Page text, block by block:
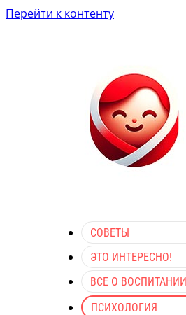
Перейти к контенту
СОВЕТЫ
ЭТО ИНТЕРЕСНО!
ВСЕ О ВОСПИТАНИИ
ПСИХОЛОГИЯ